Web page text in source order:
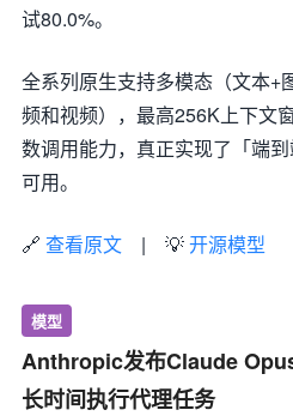
试80.0%。
全系列原生支持多模态（文本+
频和视频），最高256K上下文
数调用能力，真正实现了「端
可用。
🔗 查看原文 | 💡开源模型
模型
Anthropic发布Claude
长时间执行代理任务